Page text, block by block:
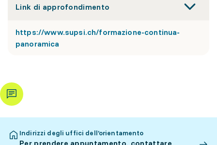
Link di approfondimento
https://www.supsi.ch/formazione-continua-
panoramica
Indirizzi degli uffici dell’orientamento
Per prendere appuntamento, contattare